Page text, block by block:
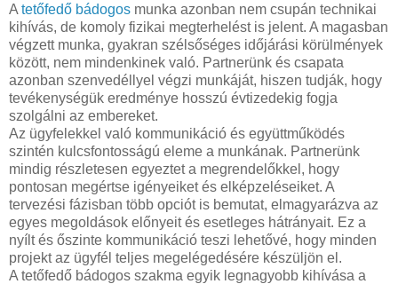
A tetőfedő bádogos munka azonban nem csupán technikai
kihívás, de komoly fizikai megterhelést is jelent. A magasban
végzett munka, gyakran szélsőséges időjárási körülmények
között, nem mindenkinek való. Partnerünk és csapata
azonban szenvedéllyel végzi munkáját, hiszen tudják, hogy
tevékenységük eredménye hosszú évtizedekig fogja
szolgálni az embereket.
Az ügyfelekkel való kommunikáció és együttműködés
szintén kulcsfontosságú eleme a munkának. Partnerünk
mindig részletesen egyeztet a megrendelőkkel, hogy
pontosan megértse igényeiket és elképzeléseiket. A
tervezési fázisban több opciót is bemutat, elmagyarázva az
egyes megoldások előnyeit és esetleges hátrányait. Ez a
nyílt és őszinte kommunikáció teszi lehetővé, hogy minden
projekt az ügyfél teljes megelégedésére készüljön el.
A tetőfedő bádogos szakma egyik legnagyobb kihívása a